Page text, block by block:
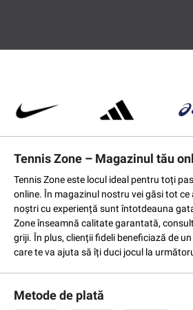
Tennis Zone – Magazinul tău
Tennis Zone este locul ideal pentru toți
online. În magazinul nostru vei găsi tot
noștri cu experiență sunt întotdeauna
Zone înseamnă calitate garantată,
griji. În plus, clienții fideli beneficiază de
care te va ajuta să îți duci jocul la
Metode de plată